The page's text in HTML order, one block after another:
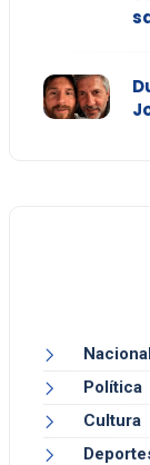
Política
Cultura